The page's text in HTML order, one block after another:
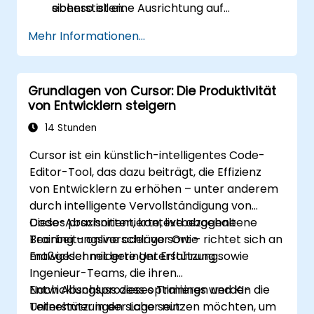
sicherstellen.
ebenso ist eine Ausrichtung auf
Plattformen möglich.
Mehr Informationen...
Grundlagen von Cursor: Die Produktivität
von Entwicklern steigern
14 Stunden
Cursor ist ein künstlich-intelligentes Code-
Editor-Tool, das dazu beiträgt, die Effizienz
von Entwicklern zu erhöhen – unter anderem
durch intelligente Vervollständigung von
Code-Abschnitten, kontextbezogene
Bearbeitungsvorschläge sowie
maßgeschneiderte Unterstützung.
Dieses praxisorientierte, live abgehaltene
Training – online oder vor Ort – richtet sich an
Entwickler mit geringer Erfahrung sowie
Ingenieur-Teams, die ihren
Entwicklungsprozess optimieren und KI-
Unterstützungen sicher nutzen möchten, um
Nach Abschluss dieses Trainings werden die
Teilnehmer in der Lage sein: